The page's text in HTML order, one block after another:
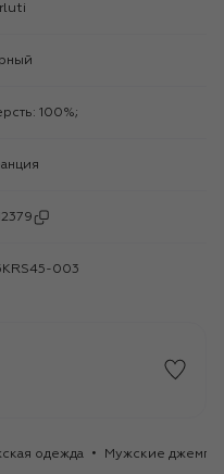
100%;
003
одежда Мужские